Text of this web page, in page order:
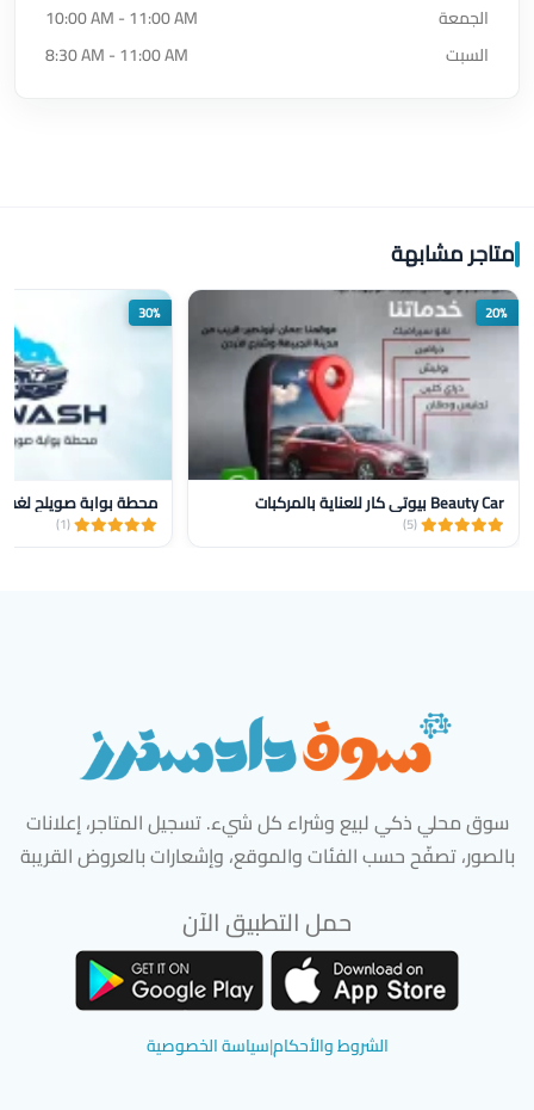
الجمعة
10:00 AM - 11:00 AM
السبت
8:30 AM - 11:00 AM
متاجر مشابهة
20%
Beauty Car بيوتي كار للعناية بالمركبات
(5)
30%
محطة بوابة صويلح
(1)
سوق محلي ذكي لبيع وشراء كل شيء. تسجيل المتاجر، إعلانات
بالصور، تصفّح حسب الفئات والموقع، وإشعارات بالعروض القريبة
حمل التطبيق الآن
الشروط والأحكام|سياسة الخصوصية